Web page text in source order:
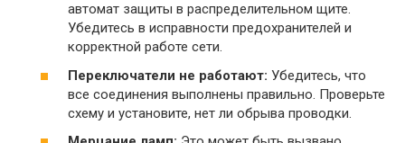
автомат защиты в распределительном щите.
Убедитесь в исправности предохранителей и
корректной работе сети.
Переключатели не работают: Убедитесь, что
все соединения выполнены правильно. Проверьте
схему и установите, нет ли обрыва проводки.